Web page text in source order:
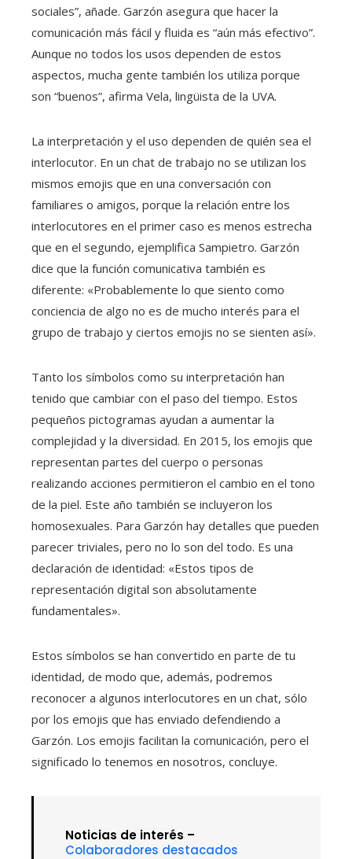
sociales”, añade. Garzón asegura que hacer la
comunicación más fácil y fluida es “aún más efectivo”.
Aunque no todos los usos dependen de estos
aspectos, mucha gente también los utiliza porque
son “buenos”, afirma Vela, lingüista de la UVA.
La interpretación y el uso dependen de quién sea el
interlocutor. En un chat de trabajo no se utilizan los
mismos emojis que en una conversación con
familiares o amigos, porque la relación entre los
interlocutores en el primer caso es menos estrecha
que en el segundo, ejemplifica Sampietro. Garzón
dice que la función comunicativa también es
diferente: «Probablemente lo que siento como
conciencia de algo no es de mucho interés para el
grupo de trabajo y ciertos emojis no se sienten así».
Tanto los símbolos como su interpretación han
tenido que cambiar con el paso del tiempo. Estos
pequeños pictogramas ayudan a aumentar la
complejidad y la diversidad. En 2015, los emojis que
representan partes del cuerpo o personas
realizando acciones permitieron el cambio en el tono
de la piel. Este año también se incluyeron los
homosexuales. Para Garzón hay detalles que pueden
parecer triviales, pero no lo son del todo. Es una
declaración de identidad: «Estos tipos de
representación digital son absolutamente
fundamentales».
Estos símbolos se han convertido en parte de tu
identidad, de modo que, además, podremos
reconocer a algunos interlocutores en un chat, sólo
por los emojis que has enviado defendiendo a
Garzón. Los emojis facilitan la comunicación, pero el
significado lo tenemos en nosotros, concluye.
Noticias de interés –
Colaboradores destacados